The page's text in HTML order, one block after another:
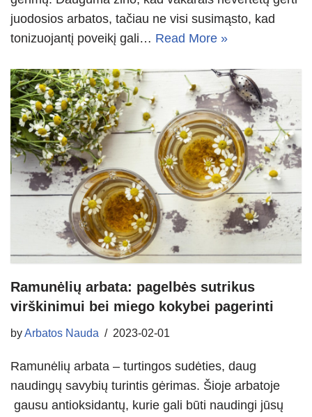
juodosios arbatos, tačiau ne visi susimąsto, kad
tonizuojantį poveikį gali… Read More »
Ramunėlių arbata: pagelbės sutrikus
virškinimui bei miego kokybei pagerinti
byArbatos Nauda 2023-02-01
Ramunėlių arbata – turtingos sudėties, daug
naudingų savybių turintis gėrimas. Šioje arbatoje
gausu antioksidantų, kurie gali būti naudingi jūsų